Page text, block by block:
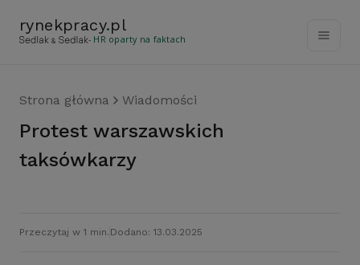
rynekpracy.pl
- HR oparty na faktach
Strona główna Wiadomości
Protest warszawskich
taksówkarzy
Przeczytaj w 1 min. Dodano: 13.03.2025